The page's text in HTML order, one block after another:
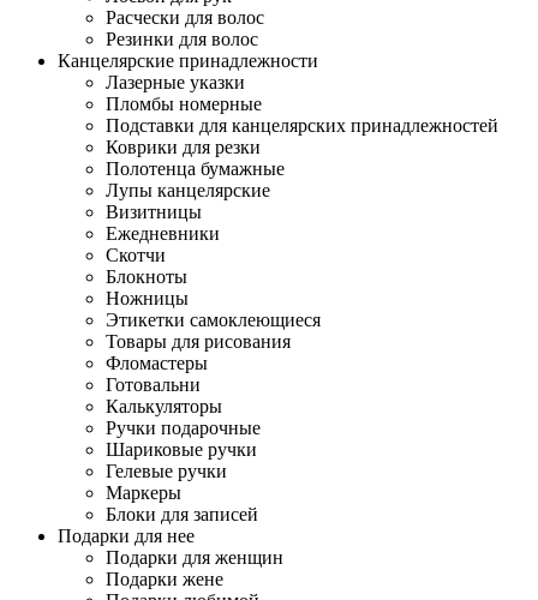
Расчески для волос
Резинки для волос
Канцелярские принадлежности
Лазерные указки
Пломбы номерные
Подставки для канцелярских принадлежностей
Коврики для резки
Полотенца бумажные
Лупы канцелярские
Визитницы
Ежедневники
Скотчи
Блокноты
Ножницы
Этикетки самоклеющиеся
Товары для рисования
Фломастеры
Готовальни
Калькуляторы
Ручки подарочные
Шариковые ручки
Гелевые ручки
Маркеры
Блоки для записей
Подарки для нее
Подарки для женщин
Подарки жене